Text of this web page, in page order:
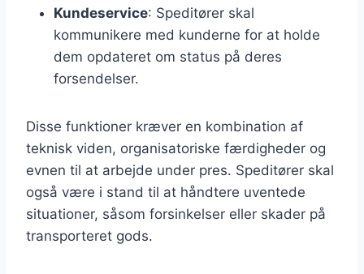
Kundeservice: Speditører skal
kommunikere med kunderne for at holde
dem opdateret om status på deres
forsendelser.
Disse funktioner kræver en kombination af
teknisk viden, organisatoriske færdigheder og
evnen til at arbejde under pres. Speditører skal
også være i stand til at håndtere uventede
situationer, såsom forsinkelser eller skader på
transporteret gods.